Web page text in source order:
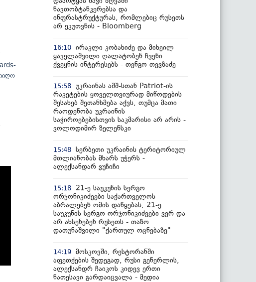
ნავთობტანკერებსა და
ინფრასტრუქტურას, რომლებიც რუსეთს
არ ეკუთვნის - Bloomberg
16:10 ირაკლი კობახიძე და მიხეილ
ყაველაშვილი ღალატობენ ჩვენი
ქვეყნის ინტერესებს - თენგო თევზაძე
15:58 უკრაინას აშშ-სთან Patriot-ის
რაკეტების ყოველთვიურად მიწოდების
შესახებ შეთანხმება აქვს, თუმცა მათი
რაოდენობა უკრაინის
საჭიროებებისთვის საკმარისი არ არის -
ვოლოდიმირ ზელენსკი
15:48 სერბეთი უკრაინის ტერიტორიულ
მთლიანობას მხარს უჭერს -
ალექსანდარ ვუჩიჩი
15:18
21-ე საუკუნის სერგო
ორჯონიკიძეები საქართველოს
აბრალებენ ომის დაწყებას, 21-ე
საუკუნის სერგო ორჯონიკიძეები ვერ და
არ ახსენებენ რუსეთს - თაზო
დათუნაშვილი "ქართულ ოცნებაზე"
14:19 მოსკოვში, რესტორანში
აფეთქების შედეგად, რუსი გენერლის,
ალექსანდრ ჩაიკოს კიდევ ერთი
ნათესავი გარდაიცვალა - მედია